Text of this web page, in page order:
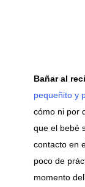
Bañar al
pequeñito y
cómo ni por
que el bebé
contacto en
poco de
momento